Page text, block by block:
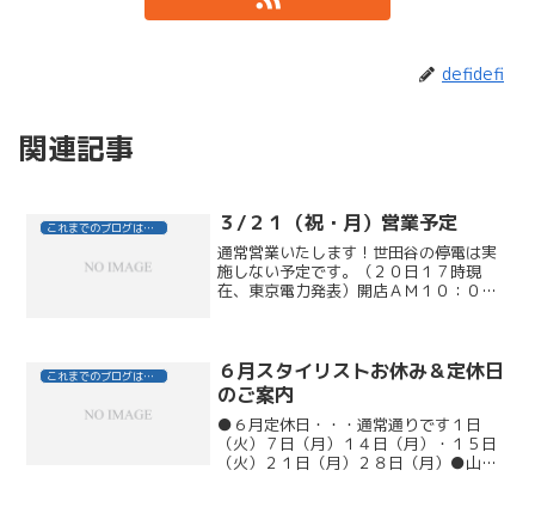
defidefi
関連記事
これまでのブログはこちら ３/２１（祝・月）営業予定
通常営業いたします！世田谷の停電は実
施しない予定です。（２０日１７時現
在、東京電力発表）開店ＡＭ１０：００
さい！
これまでのブログはこちら
６月スタイリストお休み＆定休日
のご案内
●６月定休日・・・通常通りです１日
（火）７日（月）１４日（月）・１５日
（火）２１日（月）２８日（月）●山中